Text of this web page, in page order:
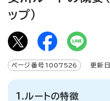
ップ）
ページ番号 1007526 更新
1.ルートの特徴